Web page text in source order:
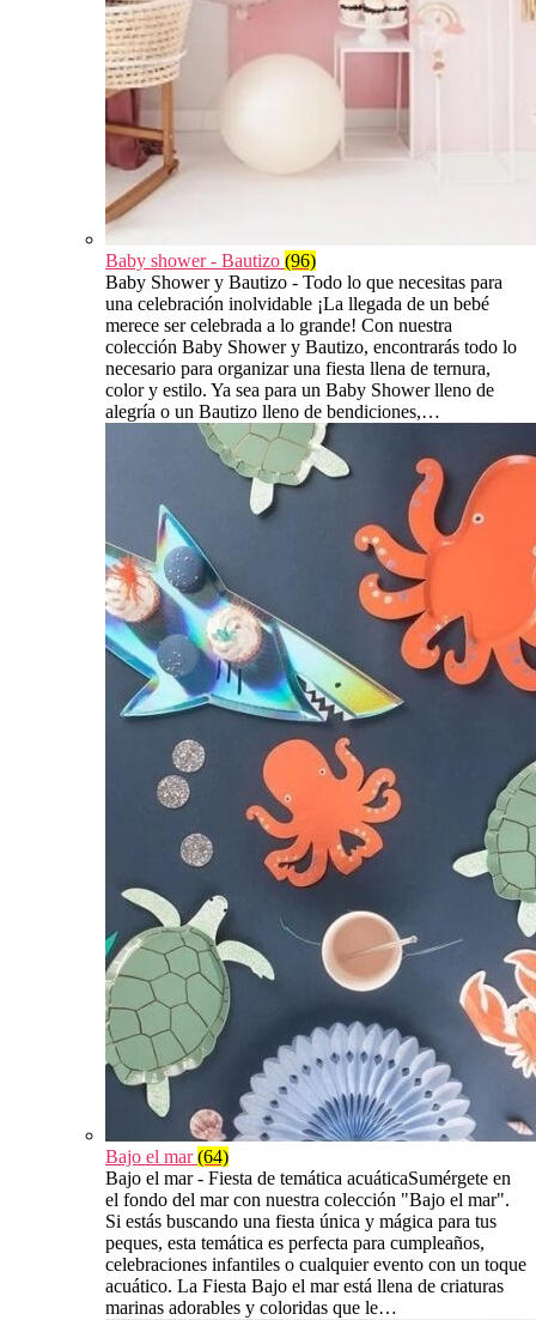
Baby shower - Bautizo (96)
Baby Shower y Bautizo - Todo lo que necesitas para
una celebración inolvidable ¡La llegada de un bebé
merece ser celebrada a lo grande! Con nuestra
colección Baby Shower y Bautizo, encontrarás todo lo
necesario para organizar una fiesta llena de ternura,
color y estilo. Ya sea para un Baby Shower lleno de
alegría o un Bautizo lleno de bendiciones,…
Bajo el mar(64)
Bajo el mar - Fiesta de temática acuáticaSumérgete en
el fondo del mar con nuestra colección "Bajo el mar".
Si estás buscando una fiesta única y mágica para tus
peques, esta temática es perfecta para cumpleaños,
celebraciones infantiles o cualquier evento con un toque
acuático. La Fiesta Bajo el mar está llena de criaturas
marinas adorables y coloridas que le…